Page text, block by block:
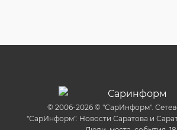
© 2006-2026 © "СарИнформ".
"СарИнформ". Новости Саратова и